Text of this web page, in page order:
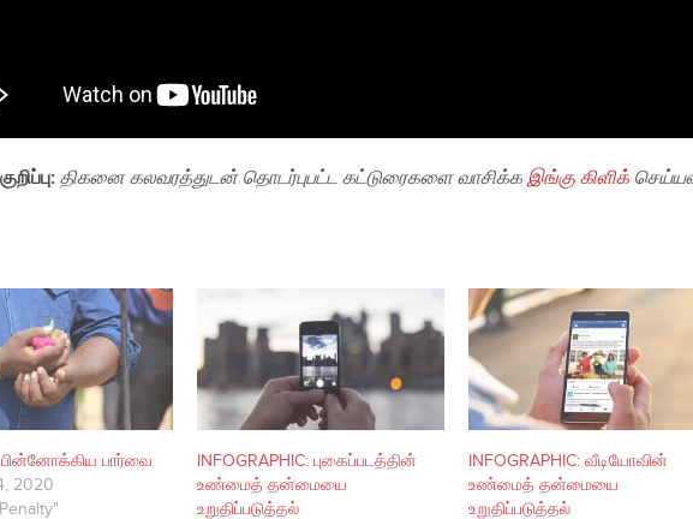
திகனை கலவரத்துடன் தொடர்புபட்ட கட்டுரைகளை வாசிக்க இங்கு கிளிக்
பின்னோக்கிய பார்வை
2020
INFOGRAPHIC: புகைப்படத்தின்
உண்மைத் தன்மையை
உறுதிப்படுத்தல்
INFOGRAPHIC: வீடியோவின்
உண்மைத் தன்மையை
உறுதிப்படுத்தல்